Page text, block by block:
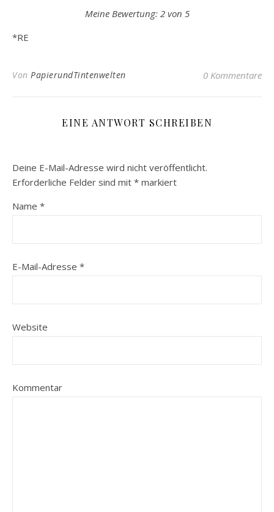
Meine Bewertung: 2 von 5
*RE
Von PapierundTintenwelten 0 Kommentare
EINE ANTWORT SCHREIBEN
Deine E-Mail-Adresse wird nicht veröffentlicht.
Erforderliche Felder sind mit * markiert
Name *
E-Mail-Adresse *
Website
Kommentar